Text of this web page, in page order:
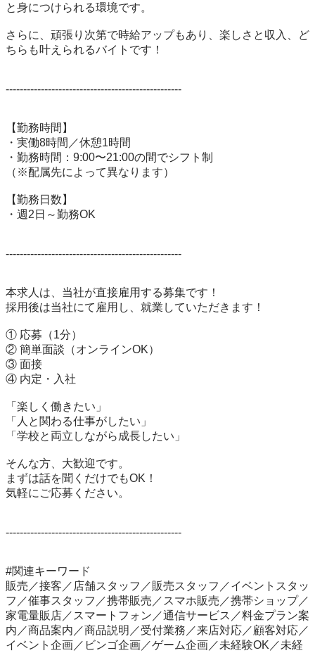
と身につけられる環境です。
さらに、頑張り次第で時給アップもあり、楽しさと収入、ど
ちらも叶えられるバイトです！
--------------------------------------------------
【勤務時間】
・実働8時間／休憩1時間
・勤務時間：9:00〜21:00の間でシフト制
（※配属先によって異なります）
【勤務日数】
・週2日～勤務OK
--------------------------------------------------
本求人は、当社が直接雇用する募集です！
採用後は当社にて雇用し、就業していただきます！
① 応募（1分）
② 簡単面談（オンラインOK）
③ 面接
④ 内定・入社
「楽しく働きたい」
「人と関わる仕事がしたい」
「学校と両立しながら成長したい」
そんな方、大歓迎です。
まずは話を聞くだけでもOK！
気軽にご応募ください。
--------------------------------------------------
#関連キーワード
販売／接客／店舗スタッフ／販売スタッフ／イベントスタッ
フ／催事スタッフ／携帯販売／スマホ販売／携帯ショップ／
家電量販店／スマートフォン／通信サービス／料金プラン案
内／商品案内／商品説明／受付業務／来店対応／顧客対応／
イベント企画／ビンゴ企画／ゲーム企画／未経験OK／未経